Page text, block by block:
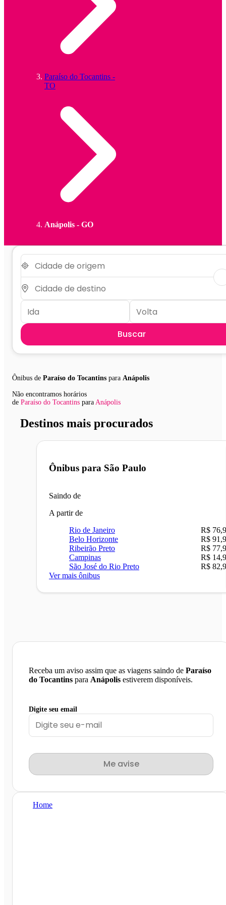
Paraíso do Tocantins -
TO
Anápolis - GO
Buscar
Ônibus de Paraíso do Tocantins para Anápolis
Não encontramos horários
de Paraíso do Tocantins para Anápolis
Destinos mais procurados
Ônibus para São Paulo
Saindo de
A partir de
Rio de Janeiro
R$
Belo Horizonte
R$
Ribeirão Preto
R$
Campinas
R$
São José do Rio Preto
R$
Ver mais ônibus
Receba um aviso assim que as viagens saindo de Paraíso
do Tocantins para Anápolis estiverem disponíveis.
Digite seu email
Me avise
Home